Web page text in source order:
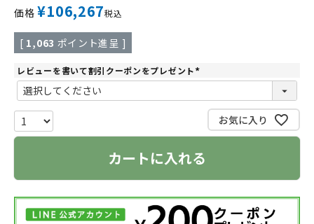
価格 ¥106,267税込
[ 1,063 ポイント進呈 ]
レビューを書いて割引クーポンをプレゼント
(
)
お気に入り
カートに入れる